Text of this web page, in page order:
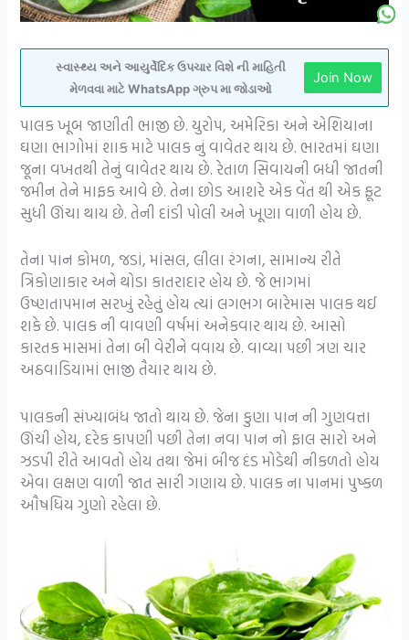
સ્વાસ્થ્ય અને આયુર્વેદિક ઉપચાર વિશે ની માહિતી
મેળવવા માટે WhatsApp ગ્રુપ મા જોડાઓ
Join Now
પાલક ખૂબ જાણીતી ભાજી છે. યુરોપ, અમેરિકા અને એશિયાના
ઘણા ભાગોમાં શાક માટે પાલક નું વાવેતર થાય છે. ભારતમાં ઘણા
જૂના વખતથી તેનું વાવેતર થાય છે. રેતાળ સિવાયની બધી જાતની
જમીન તેને માફક આવે છે. તેના છોડ આશરે એક વેંત થી એક ફૂટ
સુધી ઊંચા થાય છે. તેની દાંડી પોલી અને ખૂણા વાળી હોય છે.
તેના પાન કોમળ, જડાં, માંસલ, લીલા રંગના, સામાન્ય રીતે
ત્રિકોણાકાર અને થોડા કાતરાદાર હોય છે. જે ભાગમાં
ઉષ્ણતાપમાન સરખું રહેતું હોય ત્યાં લગભગ બારેમાસ પાલક થઈ
શકે છે. પાલક ની વાવણી વર્ષમાં અનેકવાર થાય છે. આસો
કારતક માસમાં તેના બી વેરીને વવાય છે. વાવ્યા પછી ત્રણ ચાર
અઠવાડિયામાં ભાજી તૈયાર થાય છે.
પાલકની સંખ્યાબંધ જાતો થાય છે. જેના કુણા પાન ની ગુણવત્તા
ઊંચી હોય, દરેક કાપણી પછી તેના નવા પાન નો ફાલ સારો અને
ઝડપી રીતે આવતો હોય તથા જેમાં બીજ દંડ મોડેથી નીકળતો હોય
એવા લક્ષણ વાળી જાત સારી ગણાય છે. પાલક ના પાનમાં પુષ્કળ
ઔષધિય ગુણો રહેલા છે.